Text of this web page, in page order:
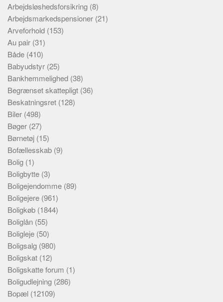
Arbejdsløshedsforsikring (8)
Arbejdsmarkedspensioner (21)
Arveforhold (153)
Au pair (31)
Både (410)
Babyudstyr (25)
Bankhemmelighed (38)
Begrænset skattepligt (36)
Beskatningsret (128)
Biler (498)
Bøger (27)
Børnetøj (15)
Bofællesskab (9)
Bolig (1)
Boligbytte (3)
Boligejendomme (89)
Boligejere (961)
Boligkøb (1844)
Boliglån (55)
Boligleje (50)
Boligsalg (980)
Boligskat (12)
Boligskatte forum (1)
Boligudlejning (286)
Bopæl (12109)